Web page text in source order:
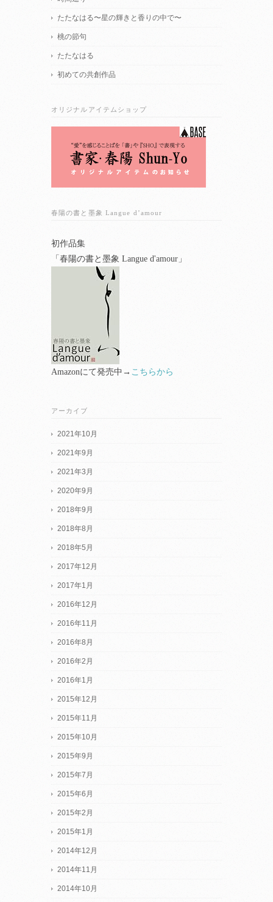
たたなはる〜星の輝きと香りの中で〜
桃の節句
たたなはる
初めての共創作品
オリジナルアイテムショップ
春陽の書と墨象 Langue d’amour
初作品集
「春陽の書と墨象 Langue d'amour」
Amazonにて発売中→ こちらから
アーカイブ
2021年10月
2021年9月
2021年3月
2020年9月
2018年9月
2018年8月
2018年5月
2017年12月
2017年1月
2016年12月
2016年11月
2016年8月
2016年2月
2016年1月
2015年12月
2015年11月
2015年10月
2015年9月
2015年7月
2015年6月
2015年2月
2015年1月
2014年12月
2014年11月
2014年10月